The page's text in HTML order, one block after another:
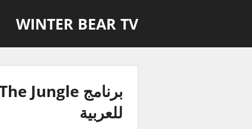
WINTER BEAR TV
للعربية